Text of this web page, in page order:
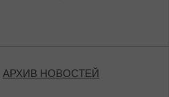
АРХИВ НОВОСТЕЙ